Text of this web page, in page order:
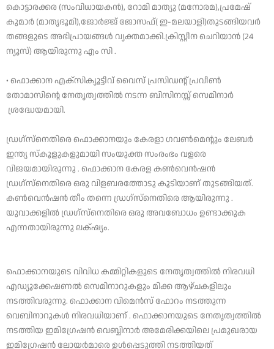
കൊട്ടാരക്കര (സംവിധായകൻ), റോമി മാത്യു (മനോരമ),പ്രമേഷ്
കുമാർ (മാതൃഭൂമി),ജോർജ്ജ് ജോസഫ്( ഇ-മലയാളി)തുടങ്ങിയവർ
തങ്ങളുടെ അഭിപ്രായങ്ങൾ വ്യക്തമാക്കി.ക്രിസ്റ്റീന ചെറിയാൻ (24
ന്യൂസ്) ആയിരുന്നു എം സി .
• ഫൊക്കാന എക്സിക്യൂട്ടീവ് വൈസ് പ്രസിഡന്റ് പ്രവീൺ
തോമാസിന്റെ നേതൃത്വത്തിൽ നടന്ന ബിസിനസ്സ് സെമിനാർ
ശ്രദ്ധേയമായി.
ഡ്രഗ്സ്നെതിരെ ഫൊക്കാനയും കേരളാ ഗവൺമെന്റും ലേബർ
ഇന്ത്യ സ്കൂളുകളുമായി സംയുക്ത സംരംഭം വളരെ
വിജയമായിരുന്നു . ഫൊക്കാന കേരള കൺവെൻഷൻ
ഡ്രഗ്സ്നെതിരെ ഒരു വിളബരത്തോടു കൂടിയാണ് തുടങ്ങിയത്.
കൺവെൻഷൻ തീം തന്നെ ഡ്രഗ്സ്നെതിരെ ആയിരുന്നു .
യുവാക്കളിൽ ഡ്രഗ്സ്നെതിരെ ഒരു അവബോധം ഉണ്ടാക്കുക
എന്നതായിരുന്നു ലക്‌ഷ്യം.
ഫൊക്കാനയുടെ വിവിധ കമ്മിറ്റികളുടെ നേതൃത്വത്തിൽ നിരവധി
എഡ്യൂക്കേഷണൽ സെമിനാറുകളും മിക്ക ആഴ്ചകളിലും
നടത്തിവരുന്നു. ഫൊക്കാന വിമെൻസ് ഫോറം നടത്തുന്ന
വെബിനാറുകൾ നിരവധിയാണ് . ഫൊക്കാനയുടെ നേതൃത്വത്തിൽ
നടത്തിയ ഇമിഗ്രേഷൻ വെബ്ബിനാർ അമേരിക്കയിലെ പ്രമുഖരായ
ഇമിഗ്രേഷൻ ലോയർമാരെ ഉൾപ്പെടുത്തി നടത്തിയത്